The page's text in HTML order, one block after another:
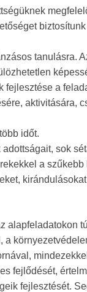
tanulásra.
fejlesztése a
aktivitására,
időt.
sok
a szűkebb
alapfeladatokon
a
fejlődését,
fejlesztését.